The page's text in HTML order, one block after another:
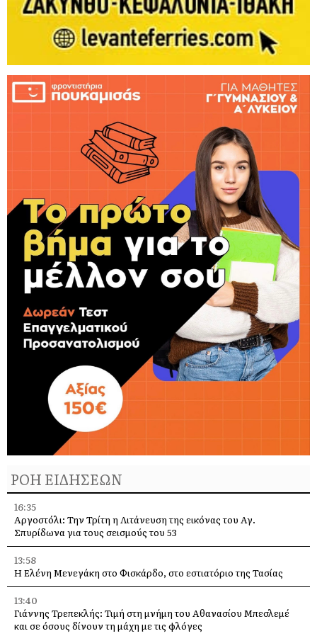
ΡΟΗ ΕΙΔΗΣΕΩΝ
16:35
Αργοστόλι: Την Τρίτη η Λιτάνευση της εικόνας του Αγ.
Σπυρίδωνα για τους σεισμούς του 53
13:58
Η Ελένη Μενεγάκη στο Φισκάρδο, στο εστιατόριο της Τασίας
13:40
Γιάννης Τρεπεκλής: Τιμή στη μνήμη του Αθανασίου Μπεσλεμέ
και σε όσους δίνουν τη μάχη με τις φλόγες